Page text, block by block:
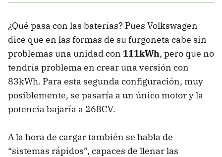
¿Qué pasa con las baterías? Pues Volkswagen
dice que en las formas de su furgoneta cabe sin
problemas una unidad con 111kWh, pero que no
tendría problema en crear una versión con
83kWh. Para esta segunda configuración, muy
posiblemente, se pasaría a un único motor y la
potencia bajaría a 268CV.
A la hora de cargar también se habla de
“sistemas rápidos”, capaces de llenar las